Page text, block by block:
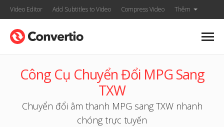
Video Editor Add Subtitles to Video Compress Video Thêm
Công Cụ Chuyển Đổi MPG Sang
TXW
Chuyển đổi âm thanh MPG sang TXW nhanh
chóng trực tuyến